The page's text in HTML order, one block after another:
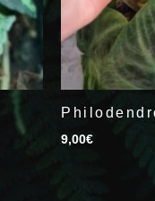
9,00€